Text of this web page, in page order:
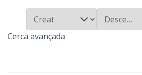
Cerca avançada